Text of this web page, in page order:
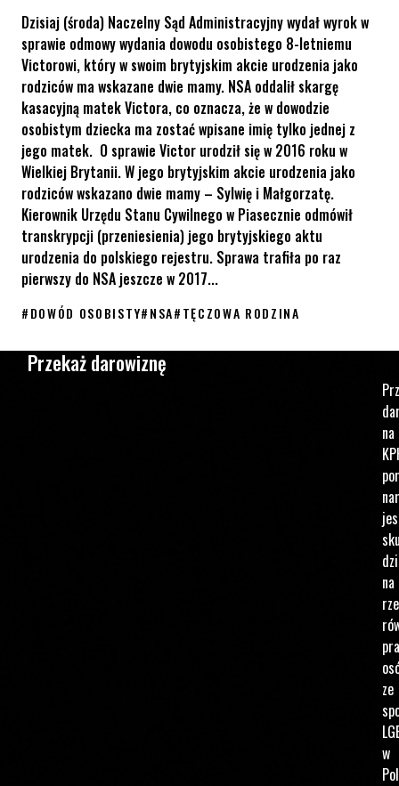
Dzisiaj (środa) Naczelny Sąd Administracyjny wydał wyrok w
sprawie odmowy wydania dowodu osobistego 8-letniemu
Victorowi, który w swoim brytyjskim akcie urodzenia jako
rodziców ma wskazane dwie mamy. NSA oddalił skargę
kasacyjną matek Victora, co oznacza, że w dowodzie
osobistym dziecka ma zostać wpisane imię tylko jednej z
jego matek. O sprawie Victor urodził się w 2016 roku w
Wielkiej Brytanii. W jego brytyjskim akcie urodzenia jako
rodziców wskazano dwie mamy – Sylwię i Małgorzatę.
Kierownik Urzędu Stanu Cywilnego w Piasecznie odmówił
transkrypcji (przeniesienia) jego brytyjskiego aktu
urodzenia do polskiego rejestru. Sprawa trafiła po raz
pierwszy do NSA jeszcze w 2017...
#DOWÓD OSOBISTY#NSA#TĘCZOWA RODZINA
Przekaż darowiznę
na
na
ze
w